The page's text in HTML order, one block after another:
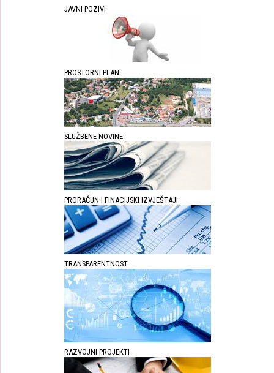
JAVNI POZIVI
PROSTORNI PLAN
SLUŽBENE NOVINE
PRORAČUN I FINACIJSKI IZVJEŠTAJI
TRANSPARENTNOST
RAZVOJNI PROJEKTI